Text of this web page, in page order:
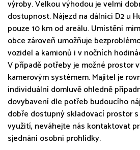
výroby. Velkou výhodou je velmi
dostupnost. Nájezd na dálnici D2 u
pouze 10 km od areálu. Umístění
obce zároveň umožňuje
vozidel a kamionů i v nočních
V případě potřeby je možné prostor
kamerovým systémem. Majitel je
individuální domluvě ohledně
dovybavení dle potřeb budoucího
dobře dostupný skladovací prostor
využití, neváhejte nás kontaktovat
sjednání osobní prohlídky.